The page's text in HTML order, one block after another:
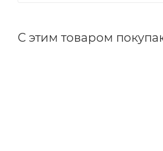
С этим товаром